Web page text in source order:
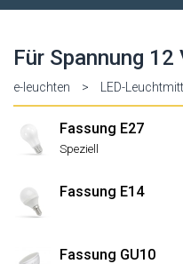
Für Spannung 12
e-leuchten > LED-
Fassung E27
Speziell
Fassung E14
Fassung GU10